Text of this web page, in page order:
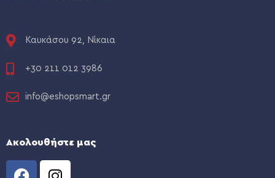
Καυκάσου 92, Νίκαια
+30 211 012 3986
info@eshopsmart.gr
Ακολουθήστε μας